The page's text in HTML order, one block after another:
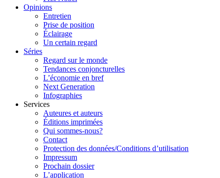
Opinions
Entretien
Prise de position
Éclairage
Un certain regard
Séries
Regard sur le monde
Tendances conjoncturelles
L’économie en bref
Next Generation
Infographies
Services
Auteures et auteurs
Éditions imprimées
Qui sommes-nous?
Contact
Protection des données/Conditions d’utilisation
Impressum
Prochain dossier
L’application